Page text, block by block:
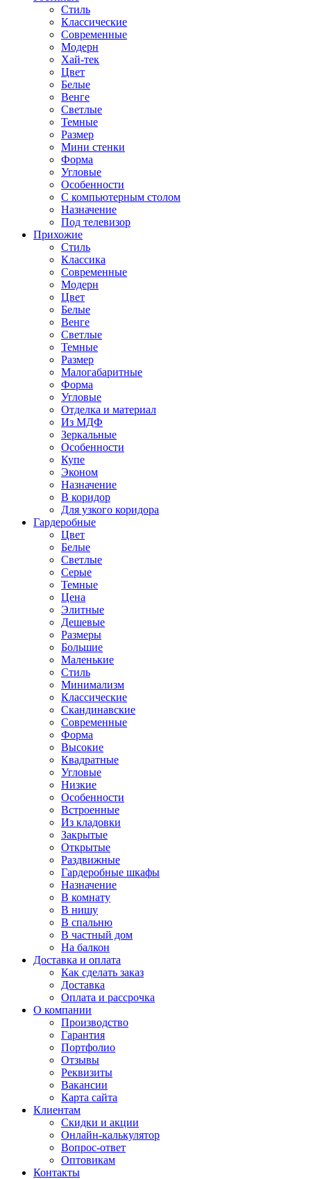
Стиль
Классические
Современные
Модерн
Хай-тек
Цвет
Белые
Венге
Светлые
Темные
Размер
Мини стенки
Форма
Угловые
Особенности
С компьютерным столом
Назначение
Под телевизор
Прихожие
Стиль
Классика
Современные
Модерн
Цвет
Белые
Венге
Светлые
Темные
Размер
Малогабаритные
Форма
Угловые
Отделка и материал
Из МДФ
Зеркальные
Особенности
Купе
Эконом
Назначение
В коридор
Для узкого коридора
Гардеробные
Цвет
Белые
Светлые
Серые
Темные
Цена
Элитные
Дешевые
Размеры
Большие
Маленькие
Стиль
Минимализм
Классические
Скандинавские
Современные
Форма
Высокие
Квадратные
Угловые
Низкие
Особенности
Встроенные
Из кладовки
Закрытые
Открытые
Раздвижные
Гардеробные шкафы
Назначение
В комнату
В нишу
В спальню
В частный дом
На балкон
Доставка и оплата
Как сделать заказ
Доставка
Оплата и рассрочка
О компании
Производство
Гарантия
Портфолио
Отзывы
Реквизиты
Вакансии
Карта сайта
Клиентам
Скидки и акции
Онлайн-калькулятор
Вопрос-ответ
Оптовикам
Контакты